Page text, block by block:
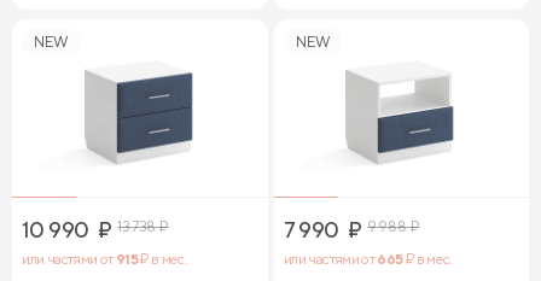
NEW
10 990 ₽ 13 738₽
или частями от 915₽ в мес.
NEW
7 990 ₽ 9 988₽
или частями от665₽ в мес.